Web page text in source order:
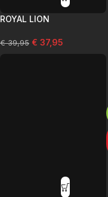
ROYAL LION
€39,95 € 37,95